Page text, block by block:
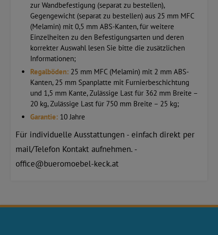
zur Wandbefestigung (separat zu bestellen),
Gegengewicht (separat zu bestellen) aus 25 mm MFC
(Melamin) mit 0,5 mm ABS-Kanten, für weitere
Einzelheiten zu den Befestigungsarten und deren
korrekter Auswahl lesen Sie bitte die zusätzlichen
Informationen;
Regalböden: 25 mm MFC (Melamin) mit 2 mm ABS-
Kanten, 25 mm Spanplatte mit Furnierbeschichtung
und 1,5 mm Kante, Zulässige Last für 362 mm Breite –
20 kg, Zulässige Last für 750 mm Breite – 25 kg;
Garantie: 10 Jahre
Für individuelle Ausstattungen - einfach direkt per
mail/Telefon Kontakt aufnehmen. -
office@bueromoebel-keck.at